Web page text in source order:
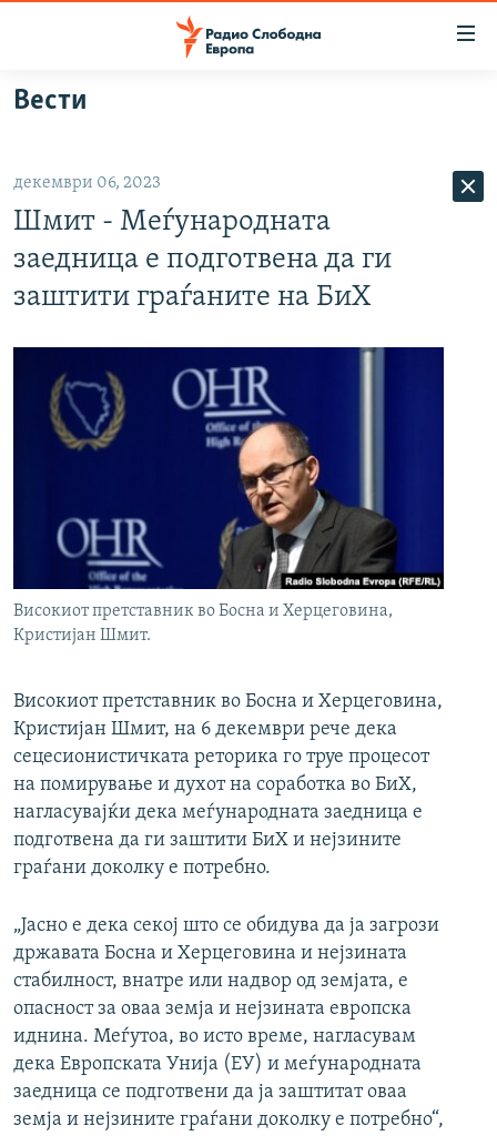
Оди
на
главната
навигација
на
ВИЗУЕЛНО
ШТО ТРЕБА ДА ЗНАЕТЕ
ПРИЈАВИ СЕ ЗА ЊУЗЛЕТЕР
СЛЕДЕТЕ НЕ
РСЕ веб страници
Вести
декември 06, 2023
Шмит - Меѓународната
заедница е подготвена да ги
заштити граѓаните на БиХ
Високиот претставник во Босна и Херцеговина,
Кристијан Шмит.
Високиот претставник во Босна и Херцеговина,
Кристијан Шмит, на 6 декември рече дека
сецесионистичката реторика го труе процесот
на помирување и духот на соработка во БиХ,
нагласувајќи дека меѓународната заедница е
подготвена да ги заштити БиХ и нејзините
граѓани доколку е потребно.
„Јасно е дека секој што се обидува да ја загрози
државата Босна и Херцеговина и нејзината
стабилност, внатре или надвор од земјата, е
опасност за оваа земја и нејзината европска
иднина. Меѓутоа, во исто време, нагласувам
дека Европската Унија (ЕУ) и меѓународната
заедница се подготвени да ја заштитат оваа
земја и нејзините граѓани доколку е потребно“,